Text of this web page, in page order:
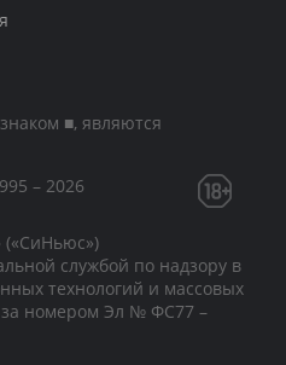
■, являются
– 2026
(«СиНьюс»)
службой по надзору в
технологий и массовых
номером Эл № ФС77 –